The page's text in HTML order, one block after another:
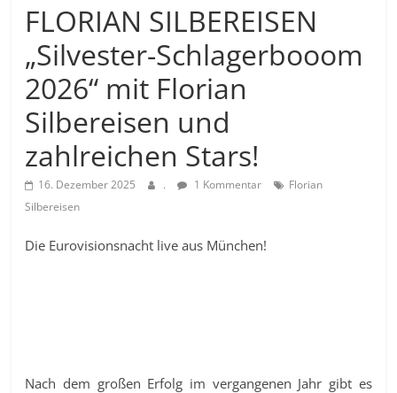
FLORIAN SILBEREISEN
„Silvester-Schlagerbooom
2026“ mit Florian
Silbereisen und
zahlreichen Stars!
16. Dezember 2025 . 1 Kommentar
Florian
Silbereisen
Die Eurovisionsnacht live aus München!
Nach dem großen Erfolg im vergangenen Jahr gibt es